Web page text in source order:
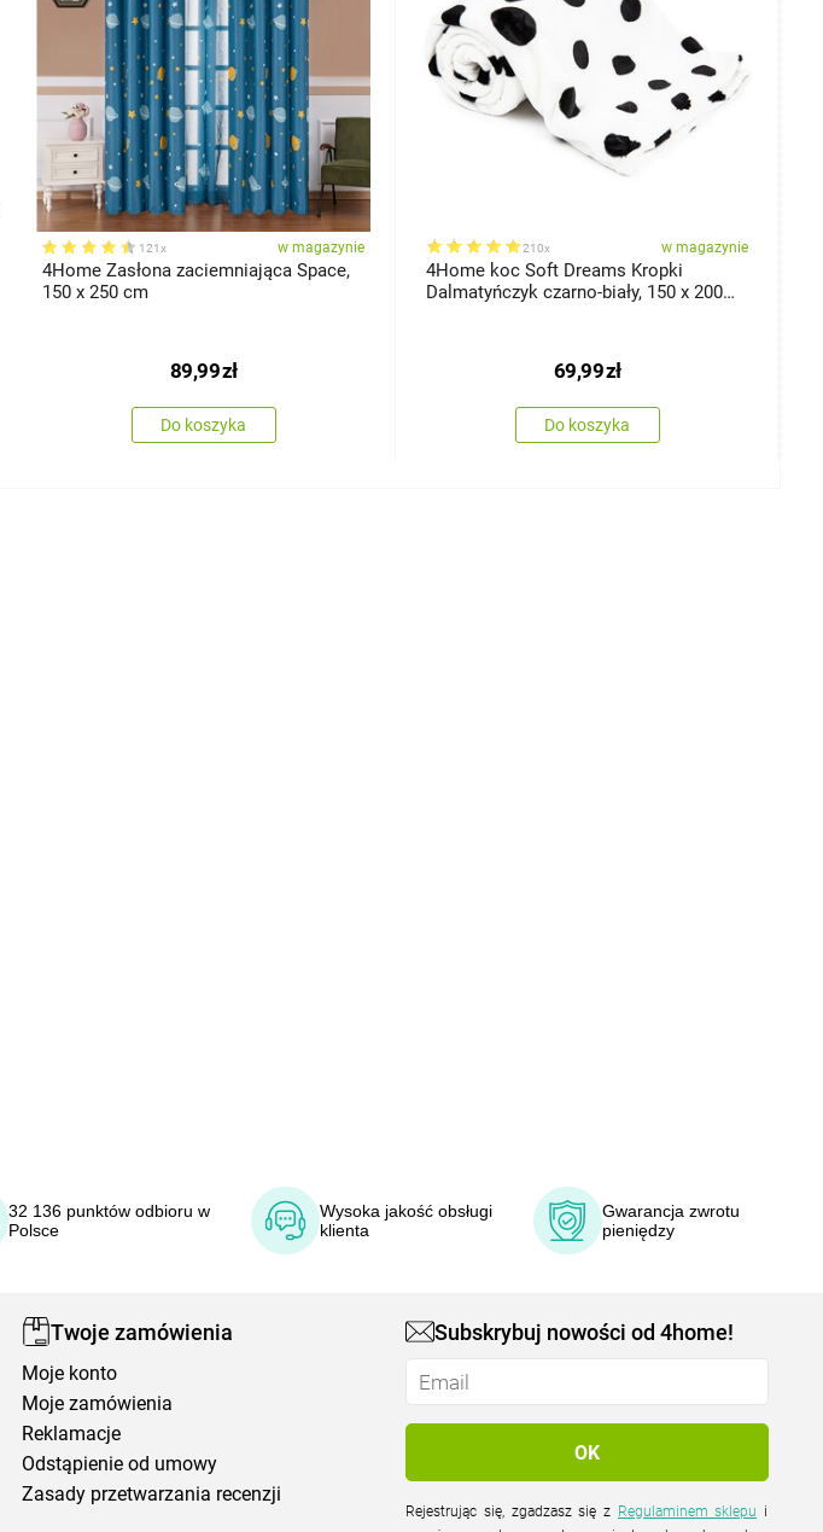
121x w magazynie
4Home Zasłona zaciemniająca Space,
150 x 250 cm
89,99zł
Do koszyka
210x w magazynie
4Home koc Soft Dreams Kropki
Dalmatyńczyk czarno-biały, 150 x 200
69,99zł
Do koszyka
32 136 punktów odbioru w
Polsce
Wysoka jakość obsługi
klienta
Gwarancja zwrotu
pieniędzy
Twoje zamówienia
Moje konto
Moje zamówienia
Reklamacje
Odstąpienie od umowy
Zasady przetwarzania recenzji
Subskrybuj nowości od 4home!
Rejestrując się, zgadzasz się z Regulaminem sklepu